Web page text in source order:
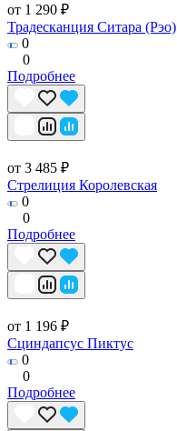
от 1 290 ₽
Традесканция Ситара (Рэо)
0
0
Подробнее
от 3 485 ₽
Стрелиция Королевская
0
0
Подробнее
от 1 196 ₽
Сциндапсус Пиктус
0
0
Подробнее